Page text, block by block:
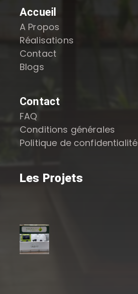
Accueil
A Propos
Réalisations
Contact
Blogs
Contact
FAQ
Conditions générales
Politique de confidentialité
Les Projets